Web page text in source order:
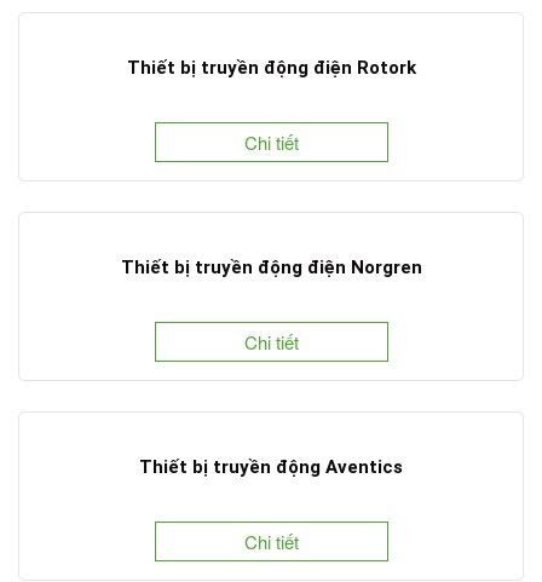
Thiết bị truyền động điện Rotork
Chi tiết
Thiết bị truyền động điện Norgren
Chi tiết
Thiết bị truyền động Aventics
Chi tiết